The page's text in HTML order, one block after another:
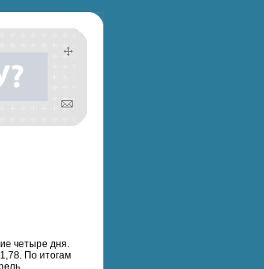
четыре дня.
По итогам